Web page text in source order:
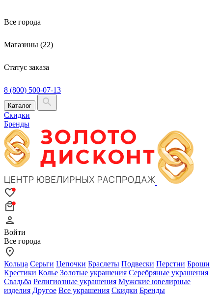
Все города
Магазины (22)
Статус заказа
8 (800) 500-07-13
Каталог
Скидки
Бренды
Войти
Все города
Кольца Серьги Цепочки Браслеты Подвески Перстни Броши
Крестики Колье Золотые украшения Серебряные украшения
Свадьба Религиозные украшения Мужские ювелирные
изделия Другое Все украшения Скидки Бренды